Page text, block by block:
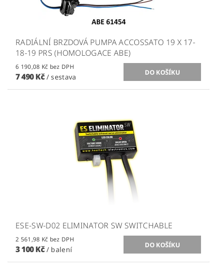
RADIÁLNÍ BRZDOVÁ PUMPA ACCOSSATO 19 X 17-
18-19 PRS (HOMOLOGACE ABE)
6 190,08 Kč bez DPH
7 490 Kč / sestava
ESE-SW-D02 ELIMINATOR SW SWITCHABLE
2 561,98 Kč bez DPH
3 100 Kč / balení